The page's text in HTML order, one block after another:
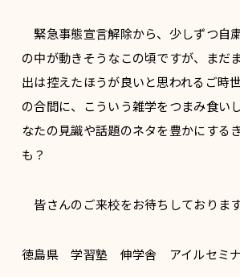
緊急事態宣言解除から、少しずつ自
の中が動きそうなこの頃ですが、まだ
出は控えたほうが良いと思われるご時
の合間に、こういう雑学をつまみ食い
なたの見識や話題のネタを豊かにする
も？
皆さんのご来校をお待ちしております
徳島県 学習塾 伸学舎 アイルセミ